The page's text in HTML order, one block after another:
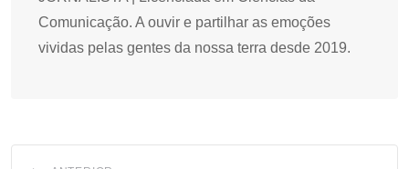
Comunicação. A ouvir e partilhar as emoções
vividas pelas gentes da nossa terra desde 2019.